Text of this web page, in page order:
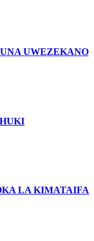
UWEZEKANO
LA KIMATAIFA